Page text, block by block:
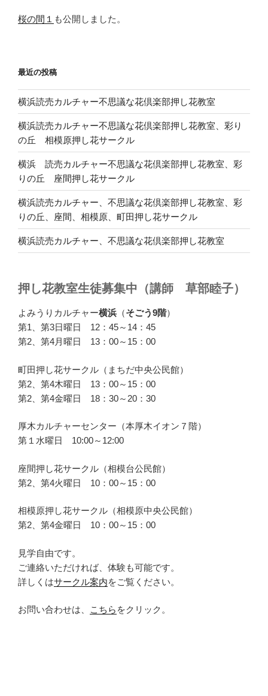
桜の間１ も公開しました。
最近の投稿
横浜読売カルチャー不思議な花倶楽部押し花教室
横浜読売カルチャー不思議な花倶楽部押し花教室、彩り
の丘 相模原押し花サークル
横浜 読売カルチャー不思議な花倶楽部押し花教室、彩
りの丘 座間押し花サークル
横浜読売カルチャー、不思議な花倶楽部押し花教室、彩
りの丘、座間、相模原、町田押し花サークル
横浜読売カルチャー、不思議な花倶楽部押し花教室
押し花教室生徒募集中（講師 草部睦子）
よみうりカルチャー横浜 （そごう9階）
第1、第3日曜日 12：45～14：45
第2、第4月曜日 13：00～15：00
町田押し花サークル（まちだ中央公民館）
第2、第4木曜日 13：00～15：00
第2、第4金曜日 18：30～20：30
厚木カルチャーセンター（本厚木イオン７階）
第１水曜日 10:00～12:00
座間押し花サークル（相模台公民館）
第2、第4火曜日 10：00～15：00
相模原押し花サークル（相模原中央公民館）
第2、第4金曜日 10：00～15：00
見学自由です。
ご連絡いただければ、体験も可能です。
詳しくはサークル案内をご覧ください。
お問い合わせは、 こちら をクリック。